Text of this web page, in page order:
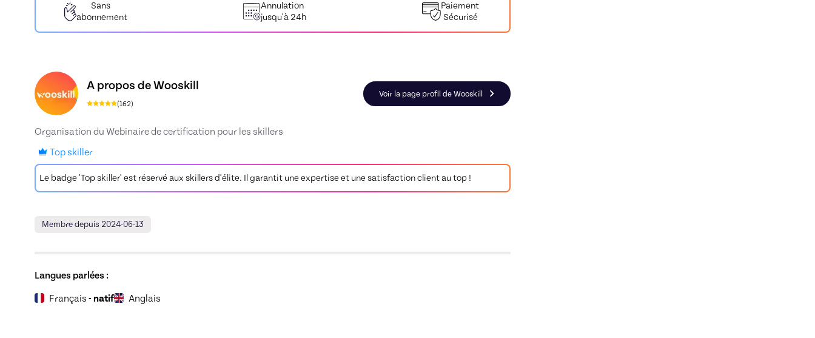
Sans
abonnement
Annulation
jusqu'à 24h
Paiement
Sécurisé
A propos de Wooskill
(162)
Voir la page profil de Wooskill
Organisation du Webinaire de certification pour les skillers
Top skiller
Le badge 'Top skiller' est réservé aux skillers d'élite. Il garantit une expertise et une satisfaction client au top !
Membre depuis 2024-06-13
Langues parlées :
Français - natif Anglais